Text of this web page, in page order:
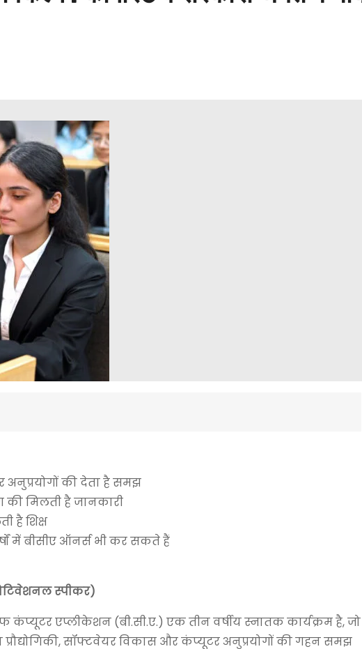
अनुप्रयोगों की देता है समझ
की मिलती है जानकारी
है शिक्ष
में बीसीए ऑनर्स भी कर सकते हैं
स्पीकर)
एप्लीकेशन (बी.सी.ए.) एक तीन वर्षीय स्नातक कार्यक्रम है, जो
प्रौद्योगिकी, सॉफ्टवेयर विकास और कंप्यूटर अनुप्रयोगों की गहन समझ